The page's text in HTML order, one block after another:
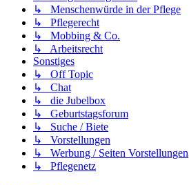
↳ Menschenwürde in der Pflege
↳ Pflegerecht
↳ Mobbing & Co.
↳ Arbeitsrecht
Sonstiges
↳ Off Topic
↳ Chat
↳ die Jubelbox
↳ Geburtstagsforum
↳ Suche / Biete
↳ Vorstellungen
↳ Werbung / Seiten Vorstellungen
↳ Pflegenetz